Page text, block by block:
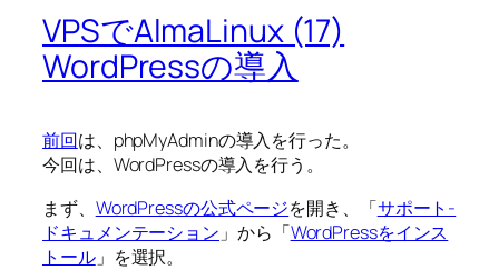
VPSでAlmaLinux (17)
WordPressの導入
前回は、phpMyAdminの導入を行った。
今回は、WordPressの導入を行う。
まず、 WordPressの公式ページを開き、「サポート-
ドキュメンテーション 」から「WordPressをインス
トール」を選択。